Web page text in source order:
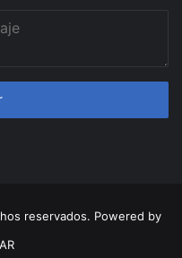
reservados. Powered by